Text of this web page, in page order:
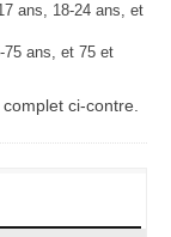
ans, 18-24 ans, et
75 ans, et 75 et
ci-contre.